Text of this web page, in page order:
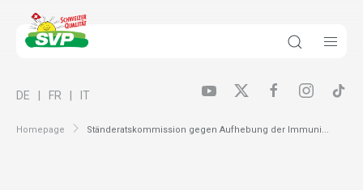
Homepage Ständeratskommission gegen Aufhebung der Immuni...
DE FR IT